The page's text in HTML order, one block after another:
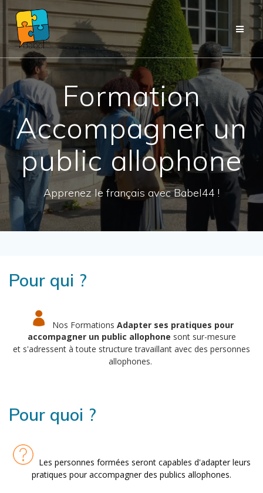
Passer
au
contenu
Formation
Accompagner un
public allophone
Apprenez le français avec Babel44 !
Pour qui ?
Nos Formations Adapter ses pratiques pour
accompagner un public allophone sont sur-mesure
et s'adressent à toute structure travaillant avec des personnes
allophones.
Pour quoi ?
Les personnes formées seront capables d'adapter leurs
pratiques pour accompagner des publics allophones.